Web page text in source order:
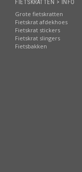
FIETSKRATTEN > INFO
Grote fietskratten
Fietskrat afdekhoes
Fietskrat stickers
Fietskrat slingers
Fietsbakken